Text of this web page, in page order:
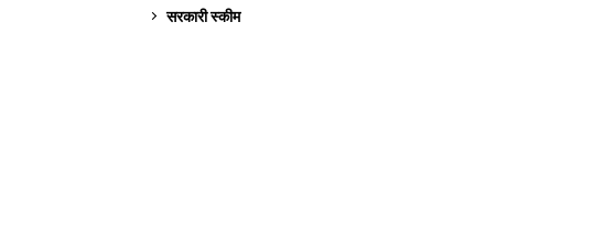
सरकारी स्की‍म